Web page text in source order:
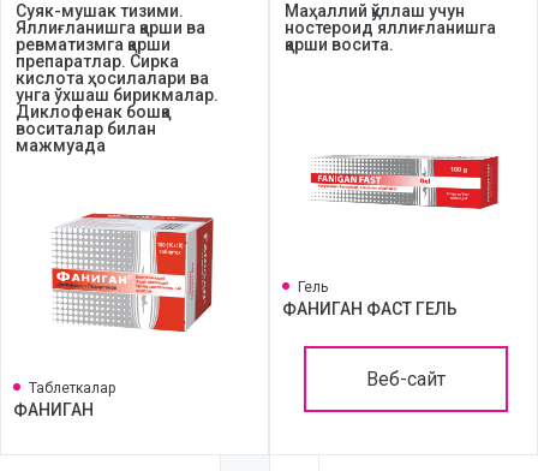
Суяк-мушак тизими.
Яллиғланишга қарши ва
ревматизмга қарши
препаратлар. Сирка
кислота ҳосилалари ва
унга ўхшаш бирикмалар.
Диклофенак бошқа
воситалар билан
мажмуада
Таблеткалар
ФАНИГАН
Маҳаллий қўллаш учун
ностероид яллиғланишга
қарши восита.
Гель
ФАНИГАН ФАСТ ГЕЛЬ
Веб-сайт